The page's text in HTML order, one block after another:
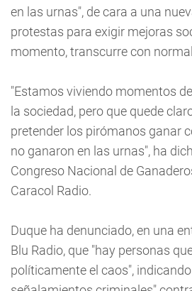
en las urnas", de cara a una
protestas para exigir mejoras
momento, transcurre con
"Estamos viviendo momentos
la sociedad, pero que quede
pretender los pirómanos ganar
no ganaron en las urnas", ha
Congreso Nacional de
Caracol Radio.
Duque ha denunciado, en una
Blu Radio, que "hay personas
políticamente el caos",